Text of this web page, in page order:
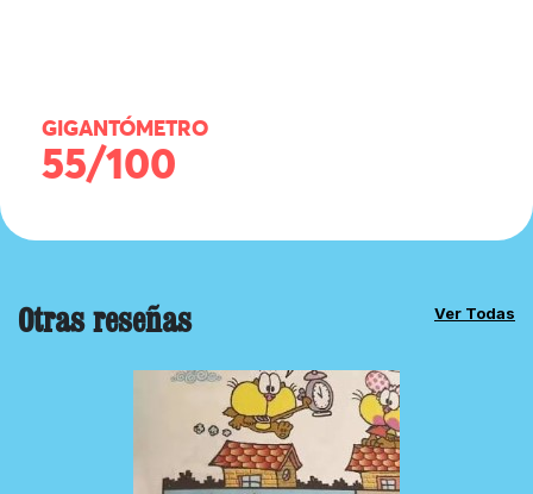
GIGANTÓMETRO
55/100
Otras reseñas Ver Todas